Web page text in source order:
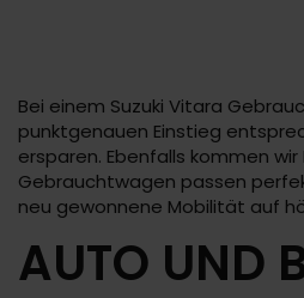
Bei einem Suzuki Vitara
punktgenauen Einstieg
ersparen. Ebenfalls kommen
Gebrauchtwagen passen
neu gewonnene Mobilität auf
AUTO UND